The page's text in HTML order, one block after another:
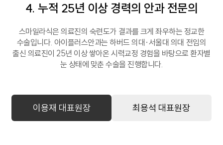
4. 누적 25년 이상 경력의 안과 전문의
스마일라식은 의료진의 숙련도가 결과를 크게 좌우하는 정교한
수술입니다. 아이플러스안과는 하버드 의대·서울대 의대 전임의
출신 의료진이 25년 이상 쌓아온 시력교정 경험을 바탕으로 환자별
눈 상태에 맞춘 수술을 진행합니다.
이용재 대표원장 최용석 대표원장